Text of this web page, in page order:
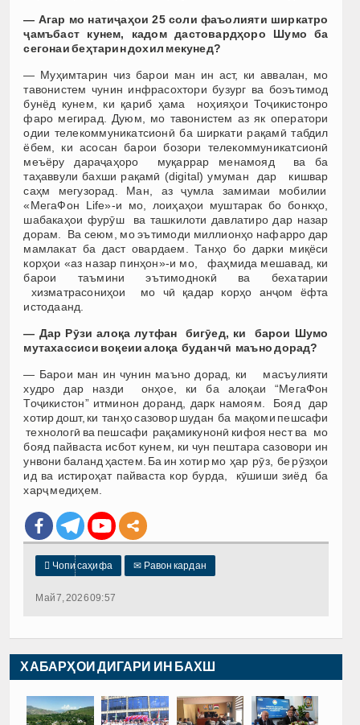
— Агар мо натиҷаҳои25 соли фаъолияти ширкатро
ҷамъбаст кунем, кадом дастовардҳоро Шумо
ба
сегонаи беҳтариндохил мекунед?
— Муҳимтарин чиз барои ман ин аст, ки аввалан, мо
тавонистем чунин инфрасохтори бузург ва боэътимод
бунёд кунем, ки қариб ҳама ноҳияҳои Тоҷикистонро
фаро мегирад. Дуюм, мо тавонистем аз як оператори
одии телекоммуникатсионӣ ба ширкати рақамӣ табдил
ёбем, ки асосан барои бозори телекоммуникатсионӣ
меъёру дараҷаҳоро муқаррар менамояд ва ба
таҳаввули бахши рақамӣ (digital) умуман дар кишвар
саҳм мегузорад. Ман, аз ҷумла замимаи мобилии
«MeгаФон Life»-и мо, лоиҳаҳои муштарак бо бонкҳо,
шабакаҳои фурӯш ва ташкилоти давлатиро дар назар
дорам. Ва сеюм, мо эътимоди миллионҳо нафарро дар
мамлакат ба даст овардаем. Танҳо бо дарки миқёси
корҳои «аз назар пинҳон»-и мо, фаҳмида мешавад, ки
барои таъмини эътимоднокӣ ва бехатарии
хизматрасониҳои мо чӣ қадар корҳо анҷом ёфта
истодаанд.
— Дар Рӯзи алоқа лутфан бигӯед, ки барои Шумо
мутахассиси воқеии алоқа буданчӣ маъно дорад?
— Барои ман ин чунин маъно дорад, ки масъулияти
худро дар назди онҳое, ки ба алоқаи “МегаФон
Тоҷикистон” итминон доранд, дарк намоям. Бояд дар
хотир дошт, ки танҳо сазовор шудан ба мақоми пешсафи
технологӣ ва пешсафи рақамикунонӣ кифоя нест ва мо
бояд пайваста исбот кунем, ки чун пештара сазовори ин
унвони баланд ҳастем. Ба ин хотир мо ҳар рӯз, бе рӯзҳои
ид ва истироҳат пайваста кор бурда, кӯшиши зиёд ба
харҷ медиҳем.
 Чопи саҳифа ✉ Равон кардан
Май 7, 2026 09:57
ХАБАРҲОИ ДИГАРИ ИН БАХШ